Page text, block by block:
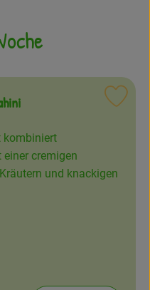
kombiniert
cremigen
und knackigen